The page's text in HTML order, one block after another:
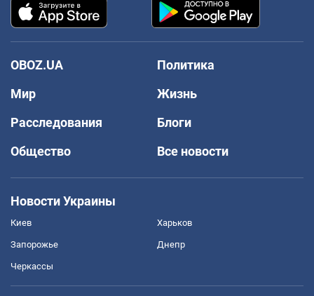
OBOZ.UA
Политика
Мир
Жизнь
Расследования
Блоги
Общество
Все новости
Новости Украины
Киев Харьков
Запорожье Днепр
Черкассы